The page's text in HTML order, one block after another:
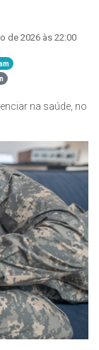
de 2026 às 22:00
na saúde, no